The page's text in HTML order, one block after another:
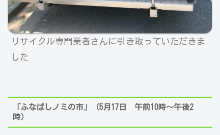
リサイクル専門業者さんに引き取っていただきま
した
「ふなばしノミの市」（5月17日 午前10時～午後2
時）